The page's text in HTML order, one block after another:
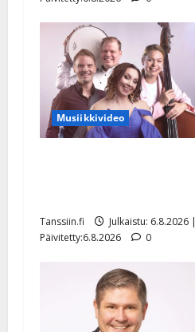
Musiikkivideo
Tanssiin.fi
Julkaistu: 6.8.2026 |
Päivitetty:6.8.2026
0